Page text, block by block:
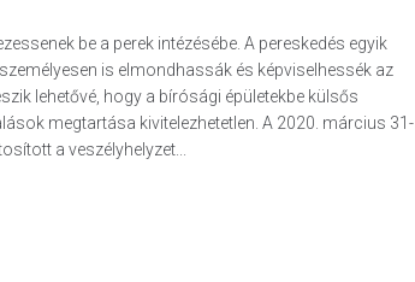
be a perek intézésébe. A pereskedés egyik
is elmondhassák és képviselhessék az
lehetővé, hogy a bírósági épületekbe külsős
megtartása kivitelezhetetlen. A 2020. március 31-
a veszélyhelyzet...